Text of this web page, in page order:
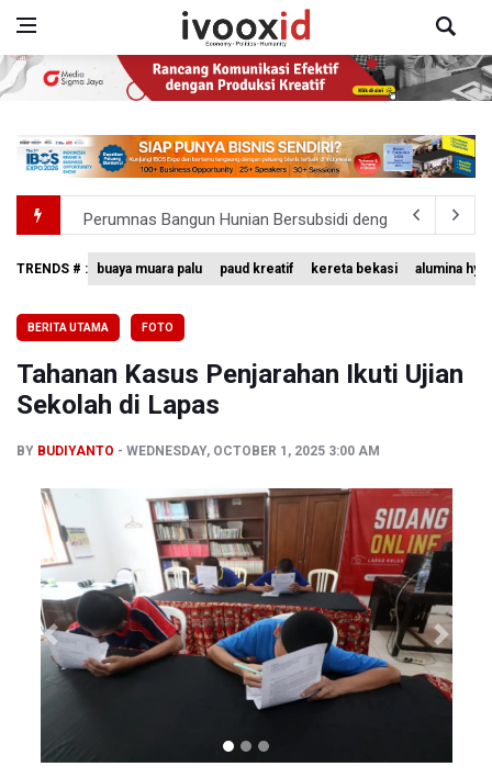
Perumnas Bangun Hunian Bersubsidi dengan Konsep
Bank Indonesia Sebut Cadangan Devisa Akhir Juli
Pendakian Gunung Gede Pangrango Ditutup karena
Menkomdigi Sebut Kehadiran AI Factory Perkuat Posisi
TRENDS # : buaya muara palu paud kreatif kereta bekasi alumina
BERITA UTAMA FOTO
Tahanan Kasus Penjarahan Ikuti Ujian
Sekolah di Lapas
BY BUDIYANTO WEDNESDAY, OCTOBER 1, 2025 3:00 AM
Previous Next